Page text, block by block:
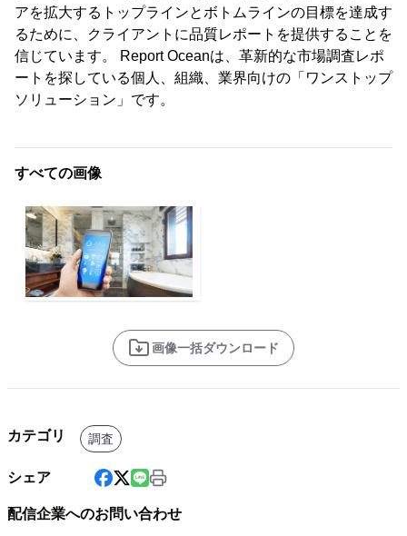
アを拡大するトップラインとボトムラインの目標を達成す
るために、クライアントに品質レポートを提供することを
信じています。 Report Oceanは、革新的な市場調査レポ
ートを探している個人、組織、業界向けの「ワンストップ
ソリューション」です。
すべての画像
画像一括ダウンロード
カテゴリ 調査
シェア
配信企業へのお問い合わせ